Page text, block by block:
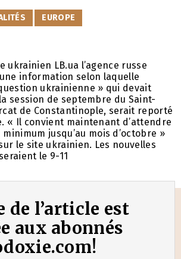
EUROPE
ukrainien LB.ua l’agence russe
information selon laquelle
ukrainienne » qui devait
session de septembre du Saint-
de Constantinople, serait reporté
« Il convient maintenant d’attendre
jusqu’au mois d’octobre »
le site ukrainien. Les nouvelles
le 9-11
de l’article est
aux abonnés